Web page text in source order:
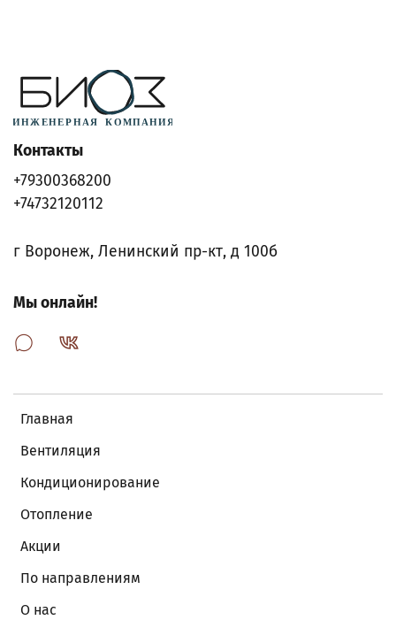
Главная
Вентиляция
Кондиционирование
Отопление
Акции
По направлениям
О нас
Контакты
+79300368200
+74732120112
г Воронеж, Ленинский пр-кт, д 100б
Мы онлайн!